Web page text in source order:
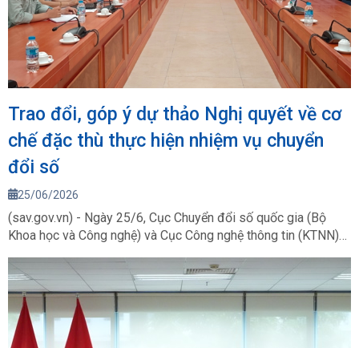
Trao đổi, góp ý dự thảo Nghị quyết về cơ
chế đặc thù thực hiện nhiệm vụ chuyển
đổi số
25/06/2026
(sav.gov.vn) - Ngày 25/6, Cục Chuyển đổi số quốc gia (Bộ
Khoa học và Công nghệ) và Cục Công nghệ thông tin (KTNN)
đặc thù thực hiện nhiệm vụ xây dựng, phát triển, nâng cấp, mở
rộng nền tảng số dùng chung quốc gia, cơ sở dữ liệu quốc gia
và cơ sở dữ liệu chuyên ngành trọng yếu.